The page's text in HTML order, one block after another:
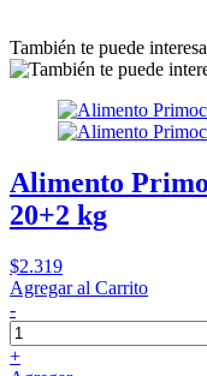
También te puede
Alimento
20+2 kg
$2.319
Agregar al Carrito
-
+